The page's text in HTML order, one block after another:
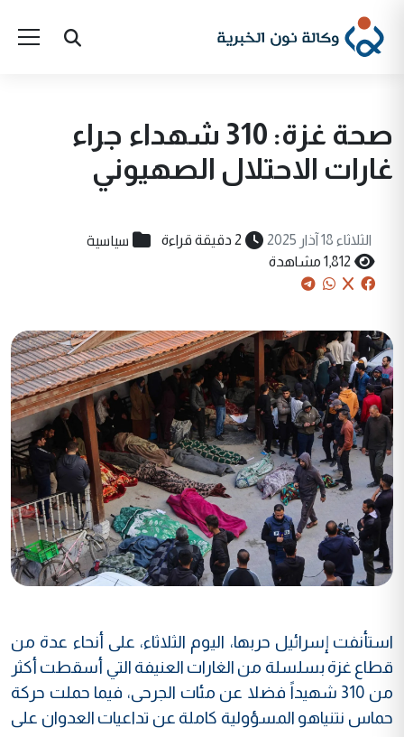
صحة غزة: 310 شهداء جراء
غارات الاحتلال الصهيوني
الثلاثاء 18 آذار 2025 2 دقيقة قراءة سياسية
1,812 مشاهدة
استأنفت إسرائيل حربها، اليوم الثلاثاء، على أنحاء عدة من
قطاع غزة بسلسلة من الغارات العنيفة التي أسقطت أكثر
من 310 شهيداً فضلا عن مئات الجرحى، فيما حملت حركة
حماس نتنياهو المسؤولية كاملة عن تداعيات العدوان على